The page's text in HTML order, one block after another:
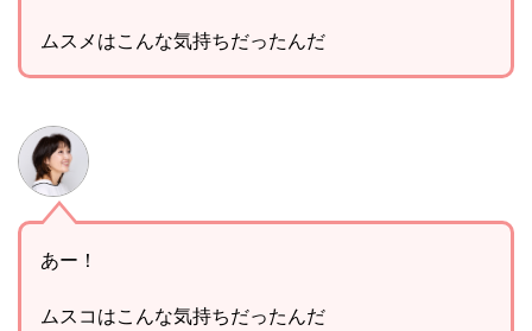
ムスメはこんな気持ちだったんだ
あー！
ムスコはこんな気持ちだったんだ